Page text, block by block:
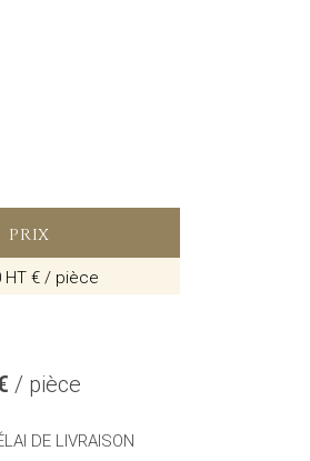
PRIX
HT € / pièce
/ pièce
DE LIVRAISON